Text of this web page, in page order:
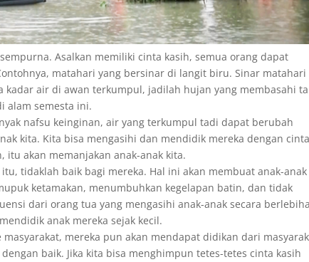
Asalkan memiliki cinta kasih, semua orang dapat
matahari yang bersinar di langit biru. Sinar matahari
air di awan terkumpul, jadilah hujan yang membasahi
alam semesta ini.
nafsu keinginan, air yang terkumpul tadi dapat berubah
kita. Kita bisa mengasihi dan mendidik mereka dengan cinta
itu akan memanjakan anak-anak kita.
tidaklah baik bagi mereka. Hal ini akan membuat anak-
ketamakan, menumbuhkan kegelapan batin, dan tidak
dari orang tua yang mengasihi anak-anak secara
anak mereka sejak kecil.
mereka pun akan mendapat didikan dari
baik. Jika kita bisa menghimpun tetes-tetes cinta kasih